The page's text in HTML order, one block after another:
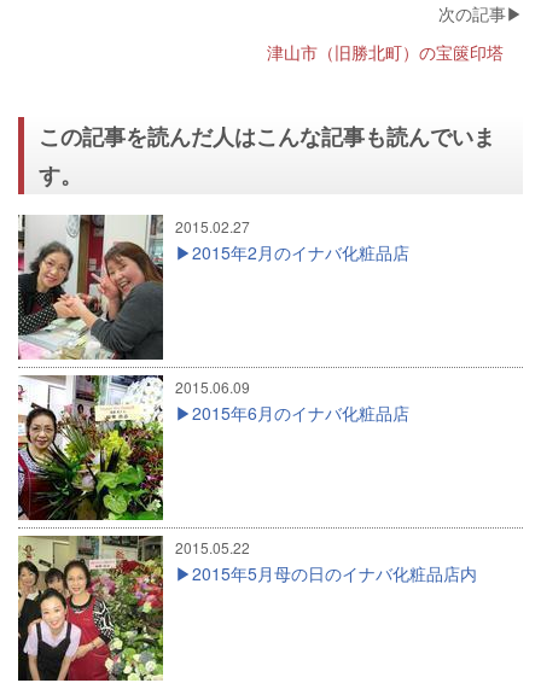
津山市（旧勝北町）の宝篋印塔
この記事を読んだ人はこんな記事も読んでいま
す。
2015.02.27
2015年2月のイナバ化粧品店
2015.06.09
2015年6月のイナバ化粧品店
2015.05.22
2015年5月母の日のイナバ化粧品店内